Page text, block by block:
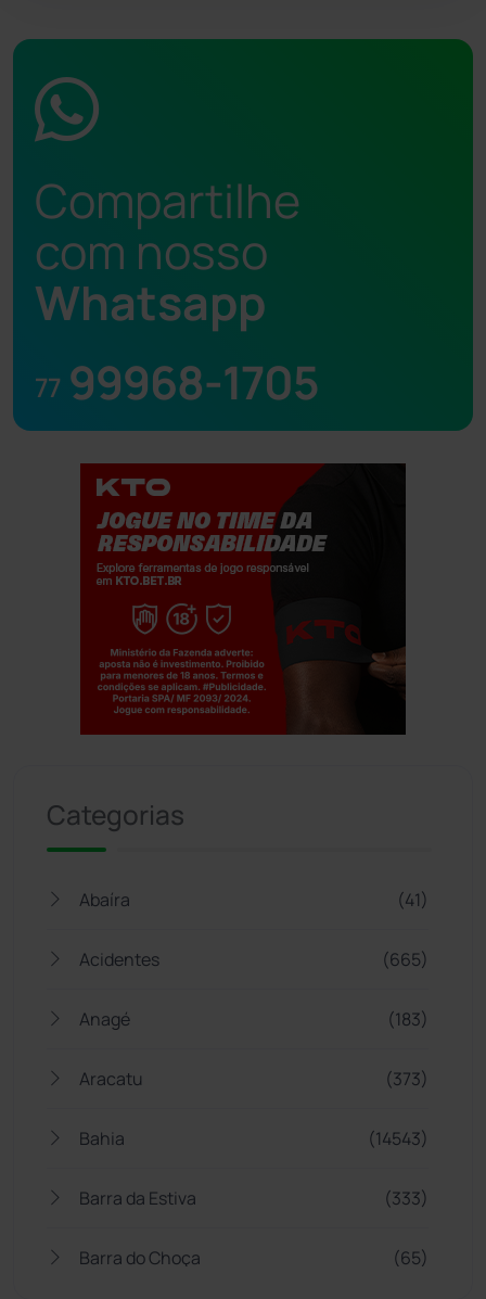
Compartilhe
com nosso
Whatsapp
77 99968-1705
Categorias
Abaíra (41)
Acidentes (665)
Anagé (183)
Aracatu (373)
Bahia (14543)
Barra da Estiva (333)
Barra do Choça (65)